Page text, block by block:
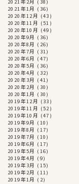
2021年2月 (38)
2021年1月 (36)
2020年12月 (43)
2020年11月 (51)
2020年10月 (49)
2020年9月 (36)
2020年8月 (26)
2020年7月 (31)
2020年6月 (47)
2020年5月 (36)
2020年4月 (32)
2020年3月 (41)
2020年2月 (30)
2020年1月 (30)
2019年12月 (33)
2019年11月 (52)
2019年10月 (47)
2019年9月 (10)
2019年8月 (17)
2019年7月 (10)
2019年6月 (17)
2019年5月 (16)
2019年4月 (9)
2019年3月 (15)
2019年2月 (11)
2019年1月 (2)